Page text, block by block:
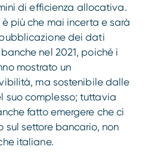
di efficienza allocativa.
più che mai incerta e sarà
dei dati
nel 2021, poiché i
mostrato un
ma sostenibile dalle
suo complesso; tuttavia
fatto emergere che ci
settore bancario, non
italiane.